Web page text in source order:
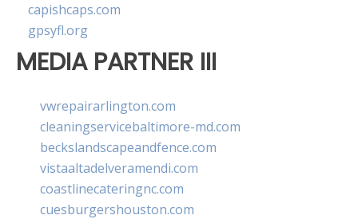
capishcaps.com
gpsyfl.org
MEDIA PARTNER III
vwrepairarlington.com
cleaningservicebaltimore-md.com
beckslandscapeandfence.com
vistaaltadelveramendi.com
coastlinecateringnc.com
cuesburgershouston.com